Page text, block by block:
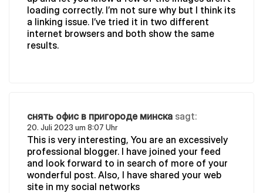
loading correctly. I’m not sure why but I think its
a linking issue. I’ve tried it in two different
internet browsers and both show the same
results.
снять офис в пригороде минска sagt:
20. Juli 2023 um 8:07 Uhr
This is very interesting, You are an excessively
professional blogger. I have joined your feed
and look forward to in search of more of your
wonderful post. Also, I have shared your web
site in my social networks